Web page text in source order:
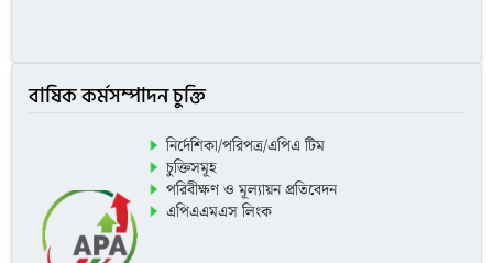
বাষিক কর্মসম্পাদন চুক্তি
নির্দেশিকা/পরিপত্র/এপিএ টিম
চুক্তিসমূহ
পরিবীক্ষণ ও মূল্যায়ন প্রতিবেদন
এপিএএমএস লিংক